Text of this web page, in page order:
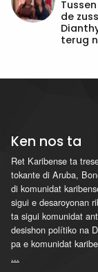
de
terug
Ken nos ta
Ret Karibense ta
tokante di Aruba,
di komunidat
sigui e desaroyonan
ta sigui komunidat
desishon polítiko na
pa e komunidat
...